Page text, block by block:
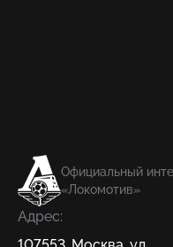
Официальный
«Локомотив»
Адрес: